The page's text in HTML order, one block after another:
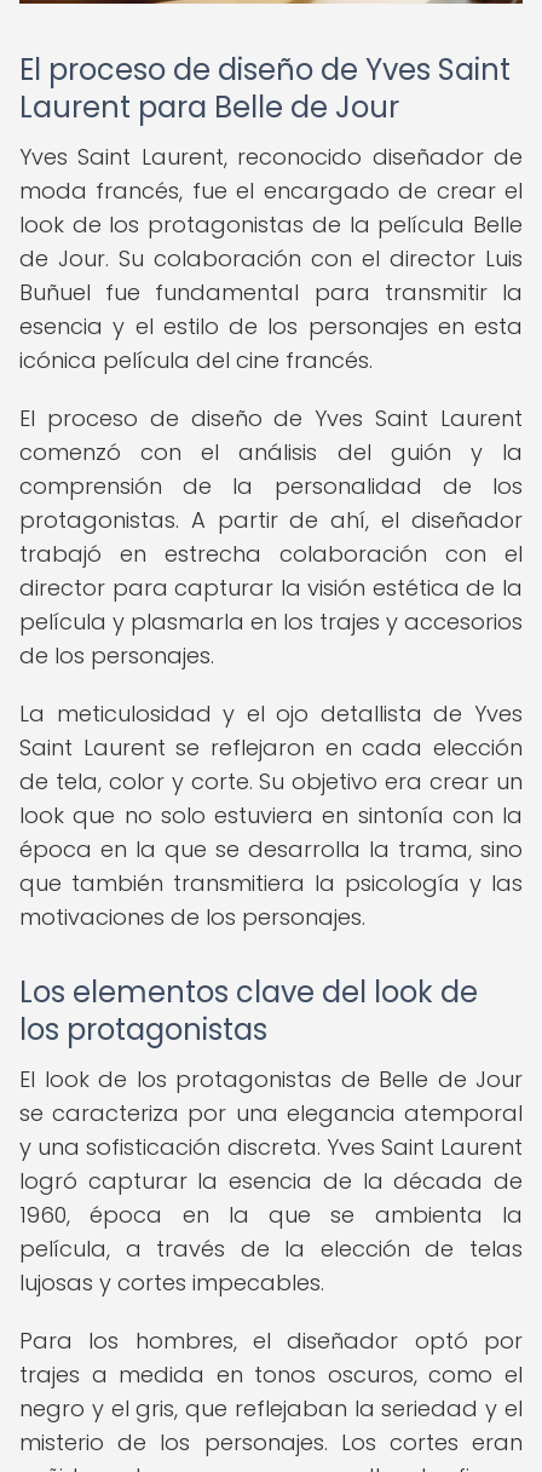
El proceso de diseño de Yves Saint
Laurent para Belle de Jour
Yves Saint Laurent, reconocido diseñador de
moda francés, fue el encargado de crear el
look de los protagonistas de la película Belle
de Jour. Su colaboración con el director Luis
Buñuel fue fundamental para transmitir la
esencia y el estilo de los personajes en esta
icónica película del cine francés.
El proceso de diseño de Yves Saint Laurent
comenzó con el análisis del guión y la
comprensión de la personalidad de los
protagonistas. A partir de ahí, el diseñador
trabajó en estrecha colaboración con el
director para capturar la visión estética de la
película y plasmarla en los trajes y accesorios
de los personajes.
La meticulosidad y el ojo detallista de Yves
Saint Laurent se reflejaron en cada elección
de tela, color y corte. Su objetivo era crear un
look que no solo estuviera en sintonía con la
época en la que se desarrolla la trama, sino
que también transmitiera la psicología y las
motivaciones de los personajes.
Los elementos clave del look de
los protagonistas
El look de los protagonistas de Belle de Jour
se caracteriza por una elegancia atemporal
y una sofisticación discreta. Yves Saint Laurent
logró capturar la esencia de la década de
1960, época en la que se ambienta la
película, a través de la elección de telas
lujosas y cortes impecables.
Para los hombres, el diseñador optó por
trajes a medida en tonos oscuros, como el
negro y el gris, que reflejaban la seriedad y el
misterio de los personajes. Los cortes eran